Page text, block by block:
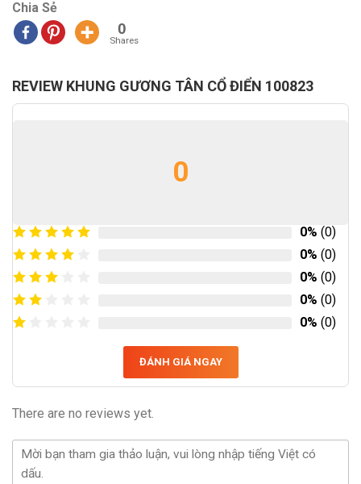
Chia Sẻ
0
Shares
REVIEW KHUNG GƯƠNG TÂN CỔ ĐIỂN 100823
0
0% (0)
0% (0)
0% (0)
0% (0)
0% (0)
ĐÁNH GIÁ NGAY
There are no reviews yet.